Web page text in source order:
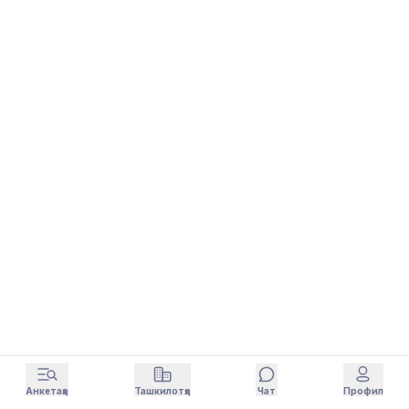
Анкетаҳо Ташкилотҳо Чат Профил